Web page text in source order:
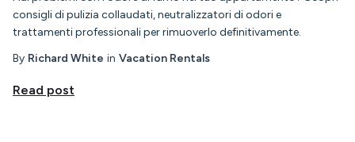
consigli di pulizia collaudati, neutralizzatori di odori e
trattamenti professionali per rimuoverlo definitivamente.
By Richard White in Vacation Rentals
Read post